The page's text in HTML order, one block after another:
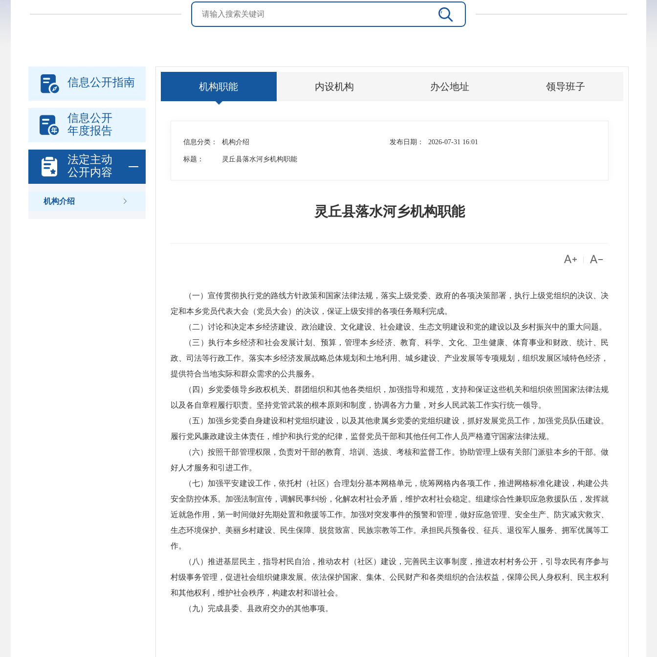

 信息公开指南

信息公开
年度报告

法定主动
公开内容

机构介绍
机构职能 内设机构 办公地址 领导班子
信息分类： 机构介绍 发布日期： 2026-07-31 16:01
标题： 灵丘县落水河乡机构职能
灵丘县落水河乡机构职能
 
（一）宣传贯彻执行党的路线方针政策和国家法律法规，落实上级党委、政府的各项决策部署，执行上级党组织的决议、决
定和本乡党员代表大会（党员大会）的决议，保证上级安排的各项任务顺利完成。
（二）讨论和决定本乡经济建设、政治建设、文化建设、社会建设、生态文明建设和党的建设以及乡村振兴中的重大问题。
（三）执行本乡经济和社会发展计划、预算，管理本乡经济、教育、科学、文化、卫生健康、体育事业和财政、统计、民
政、司法等行政工作。落实本乡经济发展战略总体规划和土地利用、城乡建设、产业发展等专项规划，组织发展区域特色经济，
提供符合当地实际和群众需求的公共服务。
（四）乡党委领导乡政权机关、群团组织和其他各类组织，加强指导和规范，支持和保证这些机关和组织依照国家法律法规
以及各自章程履行职责。坚持党管武装的根本原则和制度，协调各方力量，对乡人民武装工作实行统一领导。
（五）加强乡党委自身建设和村党组织建设，以及其他隶属乡党委的党组织建设，抓好发展党员工作，加强党员队伍建设。
履行党风廉政建设主体责任，维护和执行党的纪律，监督党员干部和其他任何工作人员严格遵守国家法律法规。
（六）按照干部管理权限，负责对干部的教育、培训、选拔、考核和监督工作。协助管理上级有关部门派驻本乡的干部。做
好人才服务和引进工作。
（七）加强平安建设工作，依托村（社区）合理划分基本网格单元，统筹网格内各项工作，推进网格标准化建设，构建公共
安全防控体系。加强法制宣传，调解民事纠纷，化解农村社会矛盾，维护农村社会稳定。组建综合性兼职应急救援队伍，发挥就
近就急作用，第一时间做好先期处置和救援等工作。加强对突发事件的预警和管理，做好应急管理、安全生产、防灾减灾救灾、
生态环境保护、美丽乡村建设、民生保障、脱贫致富、民族宗教等工作。承担民兵预备役、征兵、退役军人服务、拥军优属等工
作。
（八）推进基层民主，指导村民自治，推动农村（社区）建设，完善民主议事制度，推进农村村务公开，引导农民有序参与
村级事务管理，促进社会组织健康发展。依法保护国家、集体、公民财产和各类组织的合法权益，保障公民人身权利、民主权利
和其他权利，维护社会秩序，构建农村和谐社会。
（九）完成县委、县政府交办的其他事项。